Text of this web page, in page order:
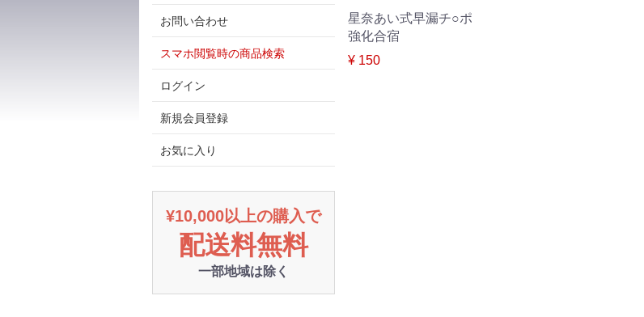
星奈あい式早漏チ○ポ
強化合宿
¥ 150
お問い合わせ
スマホ閲覧時の商品検索
ログイン
新規会員登録
お気に入り
¥10,000以上の購入で
配送料無料
一部地域は除く